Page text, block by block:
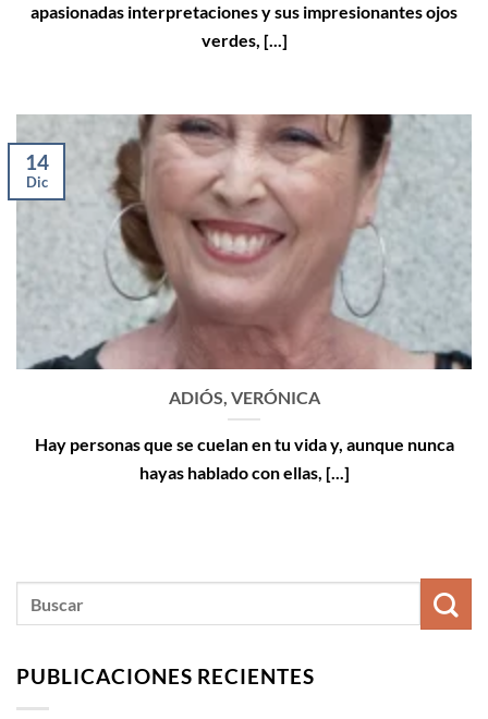
apasionadas interpretaciones y sus impresionantes ojos
verdes, [...]
ADIÓS, VERÓNICA
Hay personas que se cuelan en tu vida y, aunque nunca
hayas hablado con ellas, [...]
14
Dic
PUBLICACIONES RECIENTES